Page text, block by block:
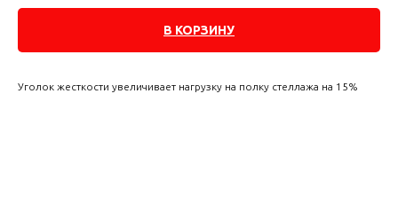
В КОРЗИНУ
Уголок жесткости увеличивает нагрузку на полку стеллажа на 15%